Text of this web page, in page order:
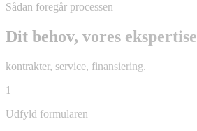
Sådan foregår processen
Dit behov, vores ekspertise
kontrakter, service, finansiering.
1
Udfyld formularen